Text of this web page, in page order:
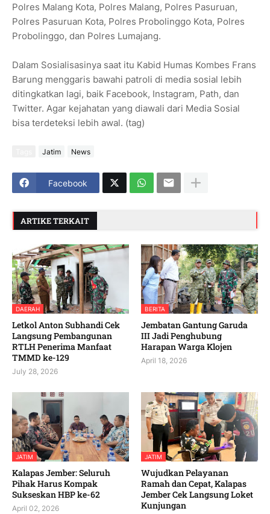
Polres Malang Kota, Polres Malang, Polres Pasuruan,
Polres Pasuruan Kota, Polres Probolinggo Kota, Polres
Probolinggo, dan Polres Lumajang.
Dalam Sosialisasinya saat itu Kabid Humas Kombes Frans
Barung menggaris bawahi patroli di media sosial lebih
ditingkatkan lagi, baik Facebook, Instagram, Path, dan
Twitter. Agar kejahatan yang diawali dari Media Sosial
bisa terdeteksi lebih awal. (tag)
Jatim News
Facebook
ARTIKE TERKAIT
DAERAH
Letkol Anton Subhandi Cek
Langsung Pembangunan
RTLH Penerima Manfaat
TMMD ke-129
July 28, 2026
BERITA
Jembatan Gantung Garuda
III Jadi Penghubung
Harapan Warga Klojen
April 18, 2026
JATIM
Kalapas Jember: Seluruh
Pihak Harus Kompak
Sukseskan HBP ke-62
April 02, 2026
JATIM
Wujudkan Pelayanan
Ramah dan Cepat, Kalapas
Jember Cek Langsung Loket
Kunjungan